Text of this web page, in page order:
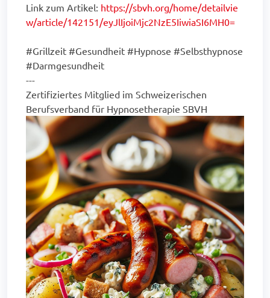
Link zum Artikel: https://sbvh.org/home/detailvie
w/article/142151/eyJlIjoiMjc2NzE5IiwiaSI6MH0=
#Grillzeit #Gesundheit #Hypnose #Selbsthypnose
#Darmgesundheit
---
Zertifiziertes Mitglied im Schweizerischen
Berufsverband für Hypnosetherapie SBVH